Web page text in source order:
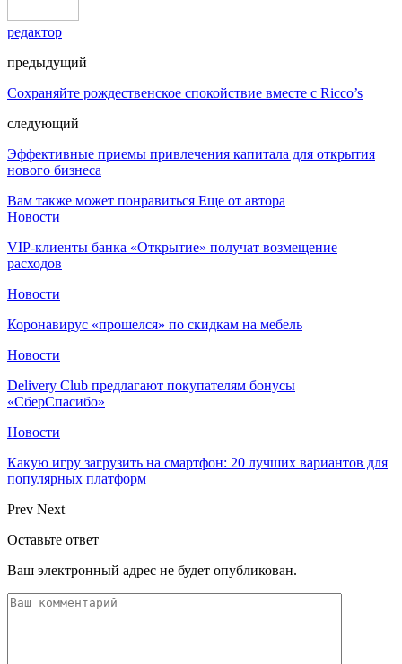
редактор
предыдущий
Сохраняйте рождественское спокойствие вместе с Ricco’s
следующий
Эффективные приемы привлечения капитала для открытия
нового бизнеса
Вам также может понравиться Еще от автора
Новости
VIP-клиенты банка «Открытие» получат возмещение
расходов
Новости
Коронавирус «прошелся» по скидкам на мебель
Новости
Delivery Club предлагают покупателям бонусы
«СберСпасибо»
Новости
Какую игру загрузить на смартфон: 20 лучших вариантов для
популярных платформ
Prev Next
Оставьте ответ
Ваш электронный адрес не будет опубликован.